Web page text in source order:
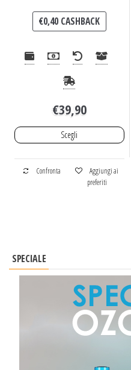
€0,40 CASHBACK
€39,90
Scegli
Confronta
Aggiungi ai
preferiti
SPECIALE